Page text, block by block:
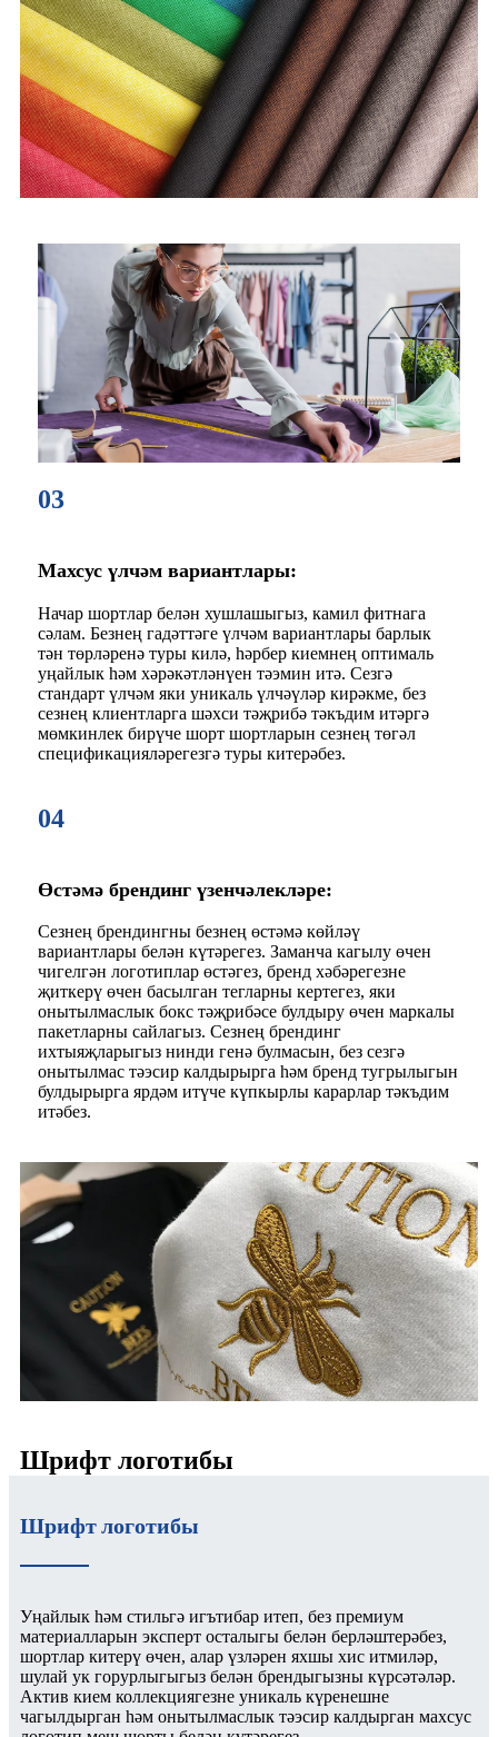
03
Махсус үлчәм вариантлары:
Начар шортлар белән хушлашыгыз, камил фитнага
сәлам. Безнең гадәттәге үлчәм вариантлары барлык
тән төрләренә туры килә, һәрбер киемнең оптималь
уңайлык һәм хәрәкәтләнүен тәэмин итә. Сезгә
стандарт үлчәм яки уникаль үлчәүләр кирәкме, без
сезнең клиентларга шәхси тәҗрибә тәкъдим итәргә
мөмкинлек бирүче шорт шортларын сезнең төгәл
спецификацияләрегезгә туры китерәбез.
04
Өстәмә брендинг үзенчәлекләре:
Сезнең брендингны безнең өстәмә көйләү
вариантлары белән күтәрегез. Заманча кагылу өчен
чигелгән логотиплар өстәгез, бренд хәбәрегезне
җиткерү өчен басылган тегларны кертегез, яки
онытылмаслык бокс тәҗрибәсе булдыру өчен маркалы
пакетларны сайлагыз. Сезнең брендинг
ихтыяҗларыгыз нинди генә булмасын, без сезгә
онытылмас тәэсир калдырырга һәм бренд тугрылыгын
булдырырга ярдәм итүче күпкырлы карарлар тәкъдим
итәбез.
Шрифт логотибы
Шрифт логотибы
Уңайлык һәм стильгә игътибар итеп, без премиум
материалларын эксперт осталыгы белән берләштерәбез,
шортлар китерү өчен, алар үзләрен яхшы хис итмиләр,
шулай ук ​​горурлыгыгыз белән брендыгызны күрсәтәләр.
Актив кием коллекциягезне уникаль күренешне
чагылдырган һәм онытылмаслык тәэсир калдырган махсус